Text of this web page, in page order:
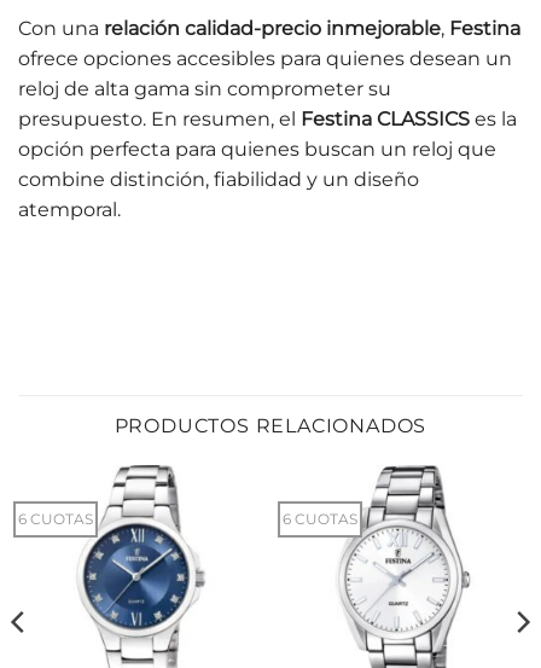
Con una relación calidad-precio inmejorable, Festina
ofrece opciones accesibles para quienes desean un
reloj de alta gama sin comprometer su
presupuesto. En resumen, el Festina CLASSICS es la
opción perfecta para quienes buscan un reloj que
combine distinción, fiabilidad y un diseño
atemporal.
PRODUCTOS RELACIONADOS
6 CUOTAS 6 CUOTAS